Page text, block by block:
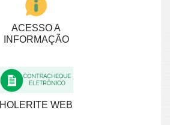
ACESSO A
INFORMAÇÃO
HOLERITE WEB